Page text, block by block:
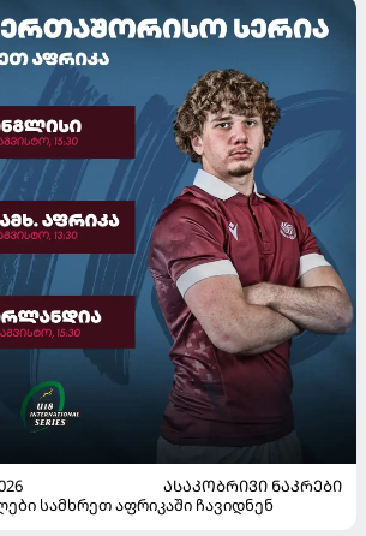
ᲐᲡᲐᲙᲝᲑᲠᲘᲕᲘ ᲜᲐᲙᲠᲔᲑᲘ
სამხრეთ აფრიკაში ჩავიდნენ